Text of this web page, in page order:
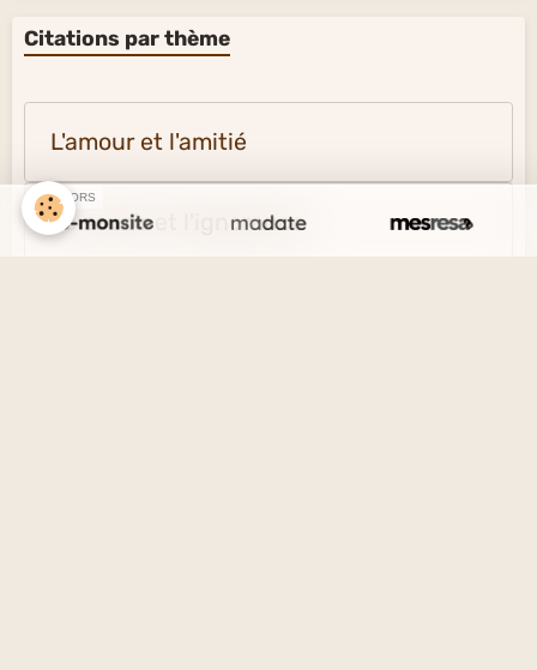
Citations par thème
L'amour et l'amitié
Le savoir et l'ignorance
SPONSORS